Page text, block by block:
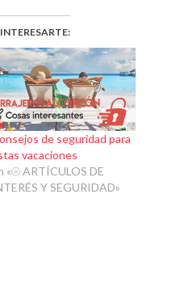
de seguridad para
vacaciones
«⦾ ARTÍCULOS DE
Y SEGURIDAD»